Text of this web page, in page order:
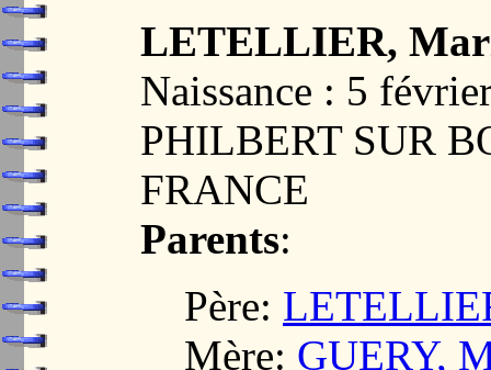
LETELLIER,
Naissance : 5
PHILBERT SUR
FRANCE
Parents:
Père:
Mère: GUERY,